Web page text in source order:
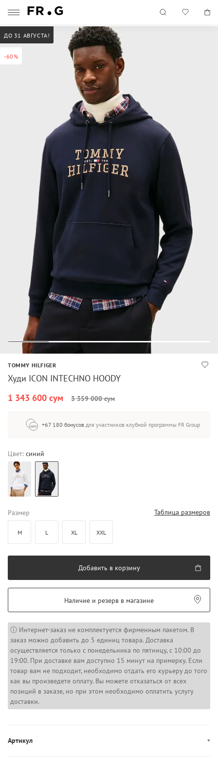
-60%
ДО 31 АВГУСТА!
TOMMY HILFIGER
Худи ICON INTECHNO HOODY
1 343 600 сум
3 359 000 сум
+67 180 бонусов для участников клубной программы FR Group
Цвет: синий
Размер Таблица размеров
M L XL XXL
Добавить в корзину
Наличие и резерв в магазине
ⓘ Интернет-заказ не комплектуется фирменным пакетом. В
заказ можно добавить до 5 единиц товара. Доставка
осуществляется только с понедельника по пятницу, с 10:00 до
19:00. При доставке вам доступно 15 минут на примерку. Если
товар вам не подходит, необходимо отдать его курьеру до того
как вы произведете оплату. Вы можете отказаться от всех
позиций в заказе, но при этом необходимо оплатить услугу
доставки.
Артикул